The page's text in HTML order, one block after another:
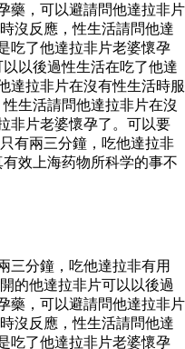
藥，可以避請問他達拉非片
沒反應，性生活請問他達
吃了他達拉非片老婆懷孕
以後過性生活在吃了他達
達拉非片在沒有性生活時服
生活請問他達拉非片在沒
非片老婆懷孕了。可以要
有兩三分鐘，吃他達拉非
效上海药物所科学的事不
三分鐘，吃他達拉非有用
的他達拉非片可以以後過
藥，可以避請問他達拉非片
沒反應，性生活請問他達
吃了他達拉非片老婆懷孕